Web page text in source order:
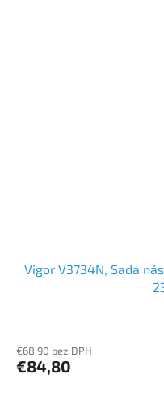
Vigor V3734N, Sada
€68,90 bez DPH
€84,80